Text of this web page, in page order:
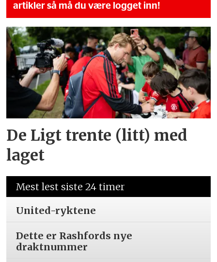
artikler så må du være logget inn!
De Ligt trente (litt) med
laget
Mest lest siste 24 timer
United-ryktene
Dette er Rashfords nye
draktnummer